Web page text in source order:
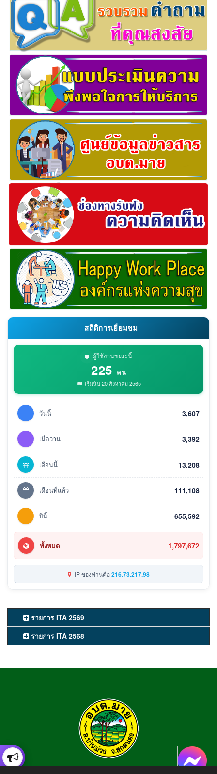
สถิติการเยี่ยมชม
ผู้ใช้งานขณะนี้
225 คน
เริ่มนับ 20 สิงหาคม 2565
วันนี้ 3,607
เมื่อวาน 3,392
เดือนนี้ 13,208
เดือนที่แล้ว 111,108
ปีนี้ 655,592
ทั้งหมด 1,797,672
IP ของท่านคือ216.73.217.98
รายการ ITA 2569
รายการ ITA 2568